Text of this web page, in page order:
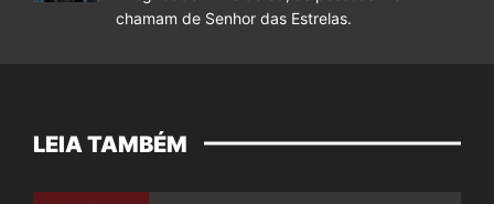
chamam de Senhor das Estrelas.
LEIA TAMBÉM